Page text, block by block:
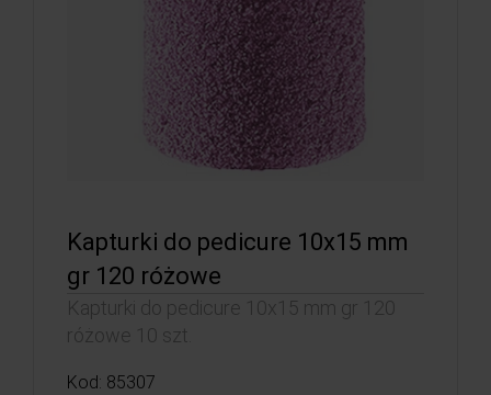
Kapturki do pedicure 10x15 mm
gr 120 różowe
Kapturki do pedicure 10x15 mm gr 120
różowe 10 szt.
Kod: 85307